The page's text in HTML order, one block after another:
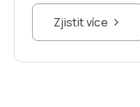
Zjistit více